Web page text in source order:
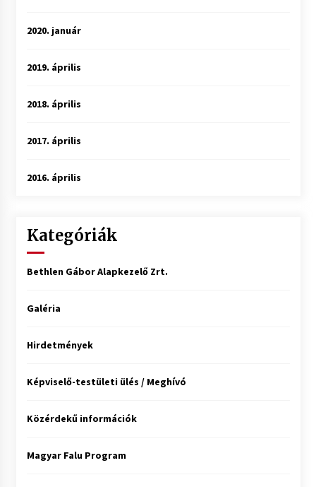
2020. január
2019. április
2018. április
2017. április
2016. április
Kategóriák
Bethlen Gábor Alapkezelő Zrt.
Galéria
Hirdetmények
Képviselő-testületi ülés / Meghívó
Közérdekű információk
Magyar Falu Program